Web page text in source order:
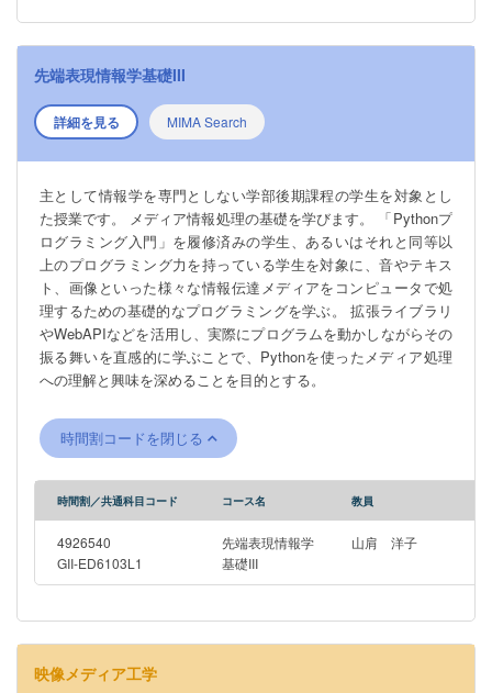
先端表現情報学基礎III
詳細を見る MIMA Search
主として情報学を専門としない学部後期課程の学生を対象とし
た授業です。 メディア情報処理の基礎を学びます。 「Pythonプ
ログラミング入門」を履修済みの学生、あるいはそれと同等以
上のプログラミング力を持っている学生を対象に、音やテキス
ト、画像といった様々な情報伝達メディアをコンピュータで処
理するための基礎的なプログラミングを学ぶ。 拡張ライブラリ
やWebAPIなどを活用し、実際にプログラムを動かしながらその
振る舞いを直感的に学ぶことで、Pythonを使ったメディア処理
への理解と興味を深めることを目的とする。
時間割コードを閉じる
時間割／共通科目コード コース名 教員
4926540
GII-ED6103L1
先端表現情報学
基礎III
山肩 洋子
映像メディア工学